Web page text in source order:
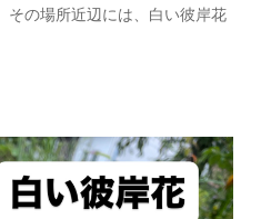
その場所近辺には、白い彼岸花